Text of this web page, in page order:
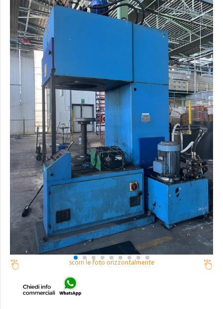
scorri le foto orizzontalmente